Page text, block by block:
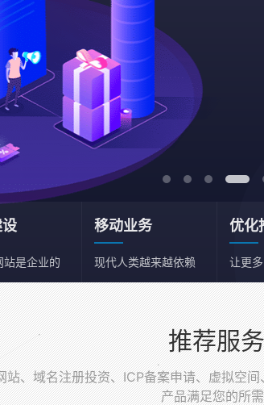
设
站是企业的
移动业务
现代人类越来越依赖
移动端
优化
让更
词获
推荐服务
、域名注册投资、ICP备案申请、虚拟空
产品满足您的所